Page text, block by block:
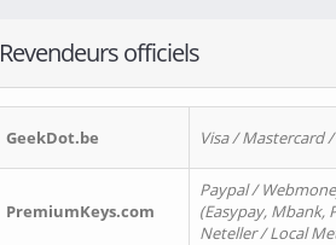
Revendeurs officiels
GeekDot.be Visa / Mastercard
PremiumKeys.com
Paypal /
(Easypay, Mbank,
Neteller / Local